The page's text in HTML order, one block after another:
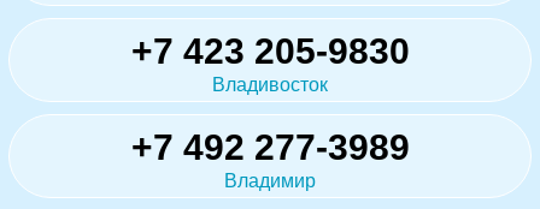
+7 423 205-9830
Владивосток
+7 492 277-3989
Владимир